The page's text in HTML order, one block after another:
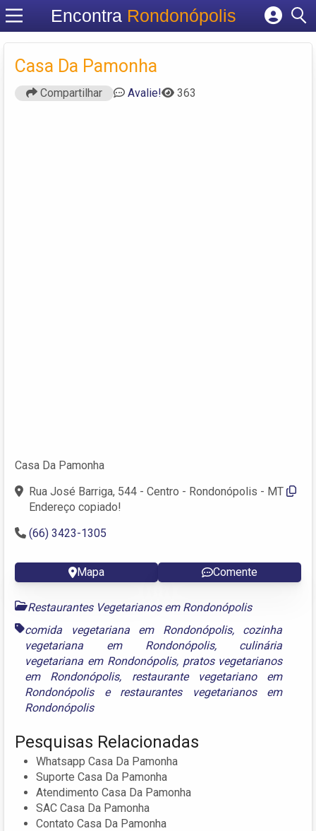
Encontra Rondonópolis
Cadastrar empresa
Criar conta
Casa Da Pamonha
Compartilhar Avalie! 363
Casa Da Pamonha
Rua José Barriga, 544 - Centro - Rondonópolis - MT
Endereço copiado!
(66) 3423-1305
Mapa Comente
Restaurantes Vegetarianos em Rondonópolis
comida vegetariana em Rondonópolis, cozinha
vegetariana em Rondonópolis, culinária
vegetariana em Rondonópolis, pratos vegetarianos
em Rondonópolis, restaurante vegetariano em
Rondonópolise restaurantes vegetarianos em
Rondonópolis
Pesquisas Relacionadas
Whatsapp Casa Da Pamonha
Suporte Casa Da Pamonha
Atendimento Casa Da Pamonha
SAC Casa Da Pamonha
Contato Casa Da Pamonha